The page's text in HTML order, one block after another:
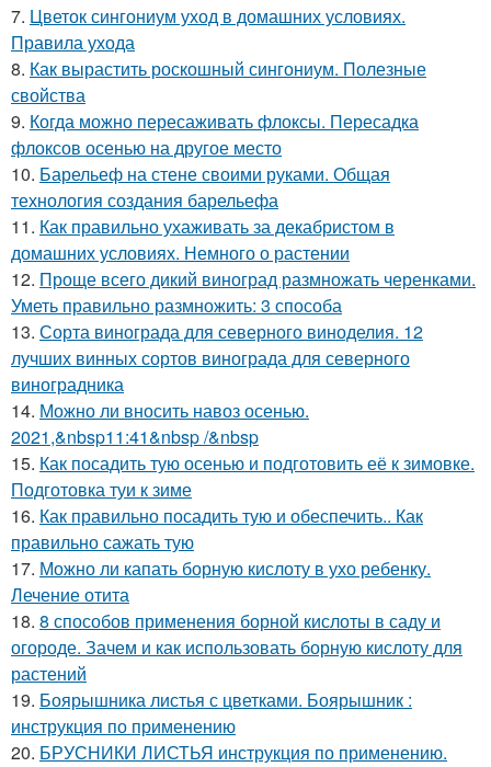
7. Цветок сингониум уход в домашних условиях.
Правила ухода
8. Как вырастить роскошный сингониум. Полезные
свойства
9. Когда можно пересаживать флоксы. Пересадка
флоксов осенью на другое место
10. Барельеф на стене своими руками. Общая
технология создания барельефа
11. Как правильно ухаживать за декабристом в
домашних условиях. Немного о растении
12. Проще всего дикий виноград размножать черенками.
Уметь правильно размножить: 3 способа
13. Сорта винограда для северного виноделия. 12
лучших винных сортов винограда для северного
виноградника
14. Можно ли вносить навоз осенью.
2021,&nbsp11:41&nbsp /&nbsp
15. Как посадить тую осенью и подготовить её к зимовке.
Подготовка туи к зиме
16. Как правильно посадить тую и обеспечить.. Как
правильно сажать тую
17. Можно ли капать борную кислоту в ухо ребенку.
Лечение отита
18. 8 способов применения борной кислоты в саду и
огороде. Зачем и как использовать борную кислоту для
растений
19. Боярышника листья с цветками. Боярышник :
инструкция по применению
20. БРУСНИКИ ЛИСТЬЯ инструкция по применению.